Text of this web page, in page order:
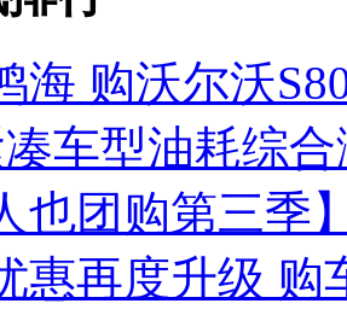
海 购沃尔沃
车型油耗综
也团购第三季
惠再度升级 购